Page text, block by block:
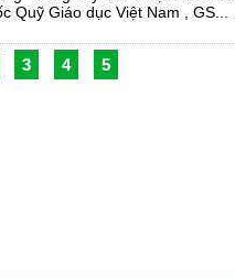
Quỹ Giáo dục Việt Nam , GS...
3 4 5